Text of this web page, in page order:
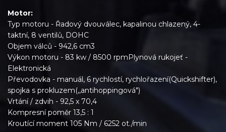
Motor:
Typ motoru - Řadový dvouválec, kapalinou chlazený, 4-
taktní, 8 ventilů, DOHC
Objem válců - 942,6 cm3
Výkon motoru - 83 kw / 8500 rpmPlynová rukojeť -
Elektronická
Převodovka - manuál, 6 rychlostí, rychlořazení(Quickshifter),
spojka s prokluzem(,,antihoppingová")
Vrtání / zdvih - 92,5 x 70,4
Kompresní poměr 13,5 : 1
Kroutící moment 105 Nm / 6252 ot./min